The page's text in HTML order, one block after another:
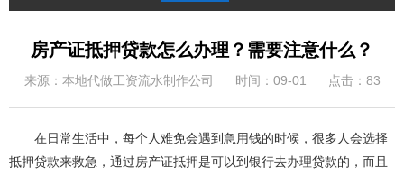
房产证抵押贷款怎么办理？需要注意什么？
来源：本地代做工资流水制作公司 时间：09-01 点击：83
在日常生活中，每个人难免会遇到急用钱的时候，很多人会选择
抵押贷款来救急，通过房产证抵押是可以到银行去办理贷款的，而且